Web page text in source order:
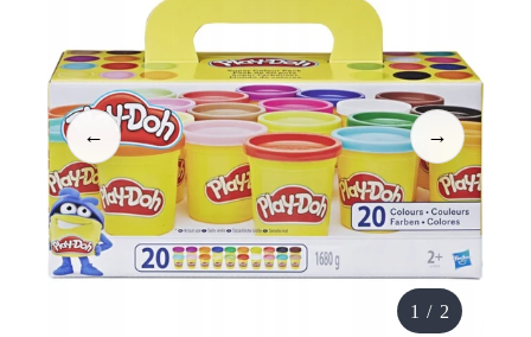
← →
1 / 2